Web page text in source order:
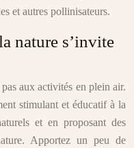
et autres pollinisateurs.
nature s’invite
aux activités en plein air.
stimulant et éducatif à la
et en proposant des
Apportez un peu de